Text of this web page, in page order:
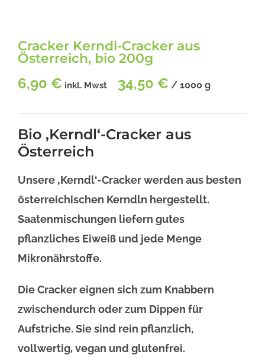
Cracker Kerndl-Cracker aus
Österreich, bio 200g
6,90 € inkl. Mwst 34,50 € / 1000 g
Bio ‚Kerndl‘-Cracker aus
Österreich
Unsere ‚Kerndl‘-Cracker werden aus besten
österreichischen Kerndln hergestellt.
Saatenmischungen liefern gutes
pflanzliches Eiweiß und jede Menge
Mikronährstoffe.
Die Cracker eignen sich zum Knabbern
zwischendurch oder zum Dippen für
Aufstriche. Sie sind rein pflanzlich,
vollwertig, vegan und glutenfrei.